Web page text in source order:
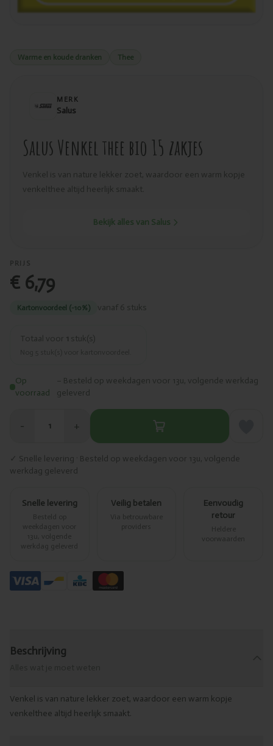
Warme en koude dranken Thee
MERK
Salus
Salus Venkel thee bio 15 zakjes
Venkel is van nature lekker zoet, waardoor een warm kopje
venkelthee altijd heerlijk smaakt.
Bekijk alles van Salus
PRIJS
€ 6,79
Kartonvoordeel (-10%) vanaf 6 stuks
Totaal voor 1 stuk(s)
Op
voorraad
– Besteld op weekdagen voor 13u, volgende werkdag
geleverd
− 1 +
✓ Snelle levering · Besteld op weekdagen voor 13u, volgende
werkdag geleverd
Snelle levering
Besteld op
weekdagen voor
13u, volgende
werkdag geleverd
Veilig betalen
Via betrouwbare
providers
Eenvoudig
retour
Heldere
voorwaarden
Beschrijving
Venkel is van nature lekker zoet, waardoor een warm kopje
venkelthee altijd heerlijk smaakt.